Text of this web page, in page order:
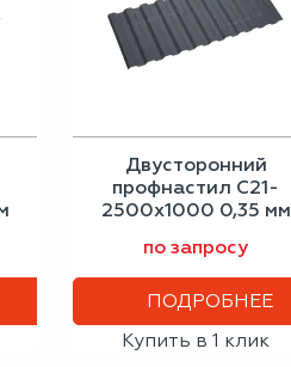
Двусторонний
профнастил С21-
2500х1000 0,35 мм
по запросу
ПОДРОБНЕЕ
Купить в 1 клик